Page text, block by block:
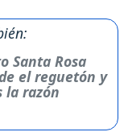
Santa Rosa
el reguetón y
la razón